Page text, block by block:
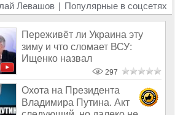
Левашов | Популярные в соцсетях
Переживёт ли Украина эту
зиму и что сломает ВСУ:
Ищенко назвал
единственное решение
297
Охота на Президента
Владимира Путина. Акт